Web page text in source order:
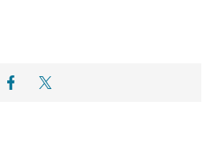
Share on LinkedIn
Share on Facebook